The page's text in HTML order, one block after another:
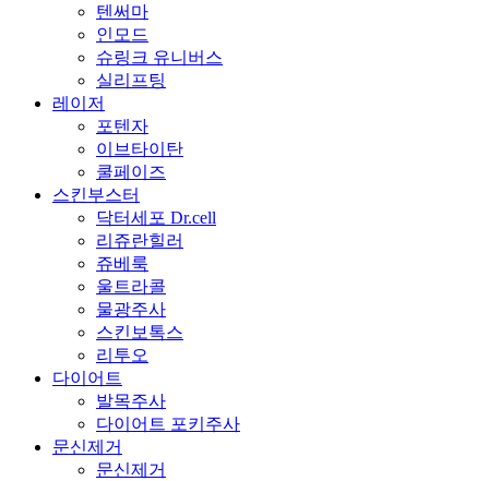
텐써마
인모드
슈링크 유니버스
실리프팅
레이저
포텐자
이브타이탄
쿨페이즈
스킨부스터
닥터세포 Dr.cell
리쥬란힐러
쥬베룩
울트라콜
물광주사
스킨보톡스
리투오
다이어트
발목주사
다이어트 포키주사
문신제거
문신제거